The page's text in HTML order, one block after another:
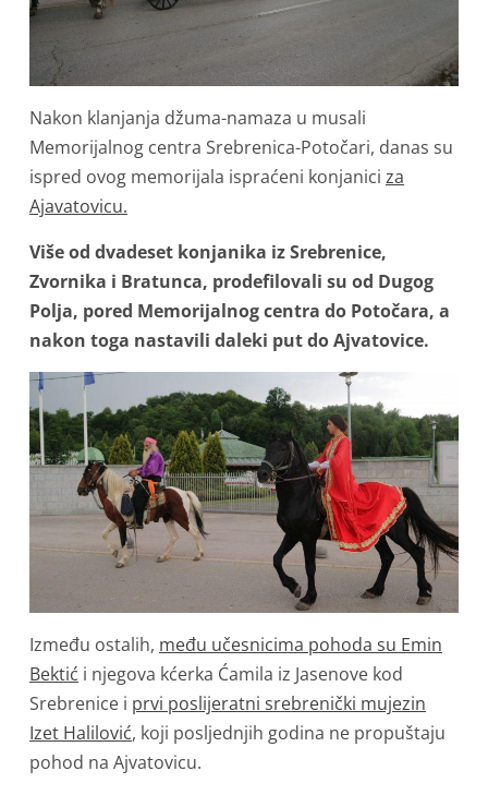
Nakon klanjanja džuma-namaza u musali
Memorijalnog centra Srebrenica-Potočari, danas su
ispred ovog memorijala ispraćeni konjanici za
Ajavatovicu.
Više od dvadeset konjanika iz Srebrenice,
Zvornika i Bratunca, prodefilovali su od Dugog
Polja, pored Memorijalnog centra do Potočara, a
nakon toga nastavili daleki put do Ajvatovice.
Između ostalih, među učesnicima pohoda su Emin
Bektić i njegova kćerka Ćamila iz Jasenove kod
Srebrenice i prvi poslijeratni srebrenički mujezin
Izet Halilović, koji posljednjih godina ne propuštaju
pohod na Ajvatovicu.